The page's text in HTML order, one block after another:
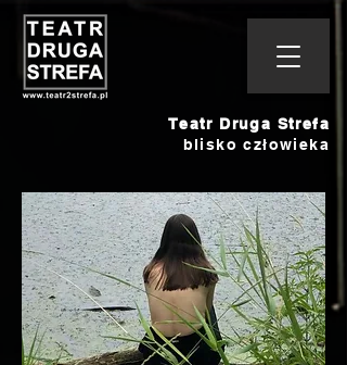
Teatr Druga Strefa
blisko człowieka